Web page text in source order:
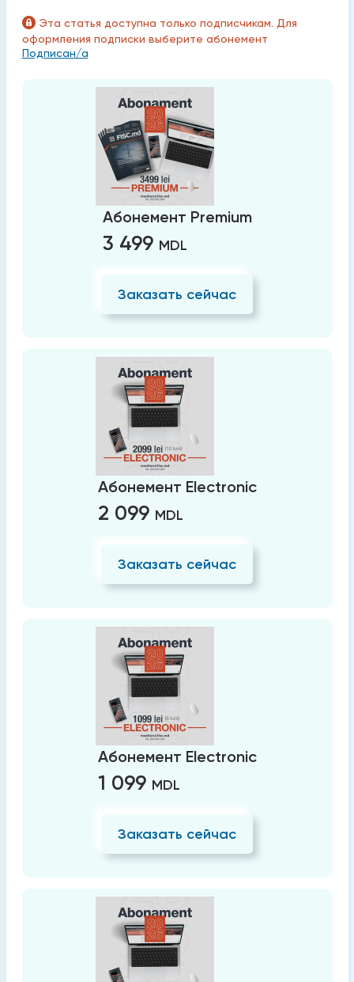
Эта статья доступна только подписчикам. Для
оформления подписки выберите абонемент
Подписан/а
Абонемент Premium
3 499 MDL
Заказать сейчас
Абонемент Electronic
2 099 MDL
Заказать сейчас
Абонемент Electronic
1 099 MDL
Заказать сейчас